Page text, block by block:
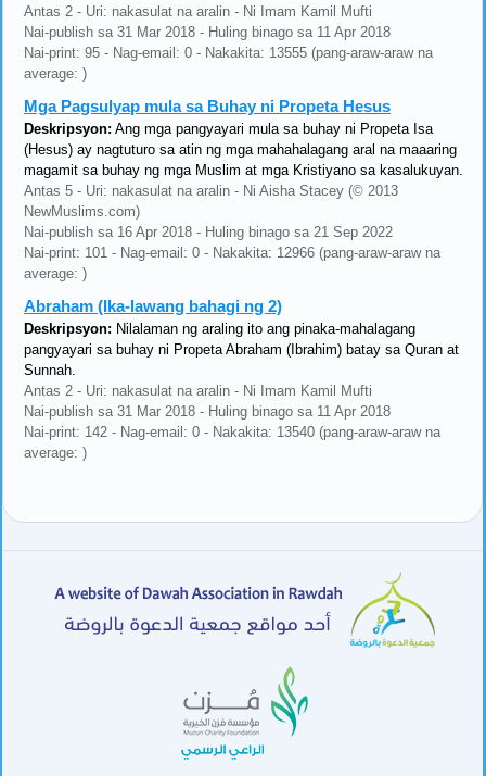
Antas 2 - Uri: nakasulat na aralin - Ni Imam Kamil Mufti
Nai-publish sa 31 Mar 2018 - Huling binago sa 11 Apr 2018
Nai-print: 95 - Nag-email: 0 - Nakakita: 13555 (pang-araw-araw na
average: )
Mga Pagsulyap mula sa Buhay ni Propeta Hesus
Deskripsyon: Ang mga pangyayari mula sa buhay ni Propeta Isa
(Hesus) ay nagtuturo sa atin ng mga mahahalagang aral na maaaring
magamit sa buhay ng mga Muslim at mga Kristiyano sa kasalukuyan.
Antas 5 - Uri: nakasulat na aralin - Ni Aisha Stacey (© 2013
NewMuslims.com)
Nai-publish sa 16 Apr 2018 - Huling binago sa 21 Sep 2022
Nai-print: 101 - Nag-email: 0 - Nakakita: 12966 (pang-araw-araw na
average: )
Abraham (Ika-lawang bahagi ng 2)
Deskripsyon: Nilalaman ng araling ito ang pinaka-mahalagang
pangyayari sa buhay ni Propeta Abraham (Ibrahim) batay sa Quran at
Sunnah.
Antas 2 - Uri: nakasulat na aralin - Ni Imam Kamil Mufti
Nai-publish sa 31 Mar 2018 - Huling binago sa 11 Apr 2018
Nai-print: 142 - Nag-email: 0 - Nakakita: 13540 (pang-araw-araw na
average: )